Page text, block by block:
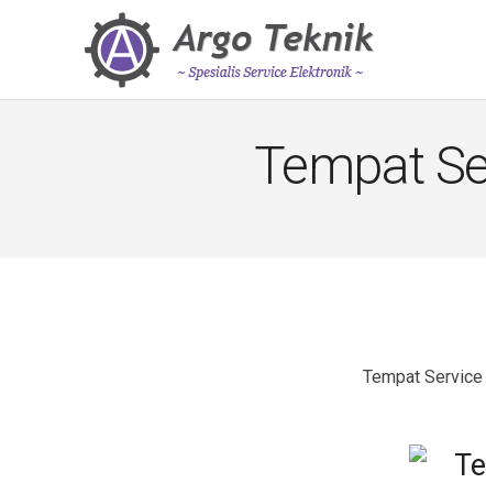
Tempat
Tempat